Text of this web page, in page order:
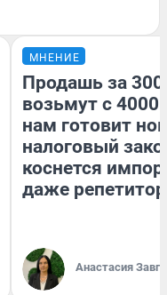
МНЕНИЕ
Продашь за
возьмут с
нам готовит
налоговый
коснется
даже
Анастасия